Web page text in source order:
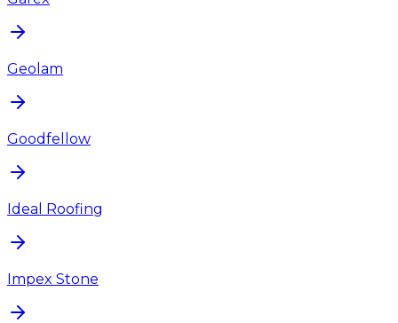
Geolam
Goodfellow
Ideal Roofing
Impex Stone